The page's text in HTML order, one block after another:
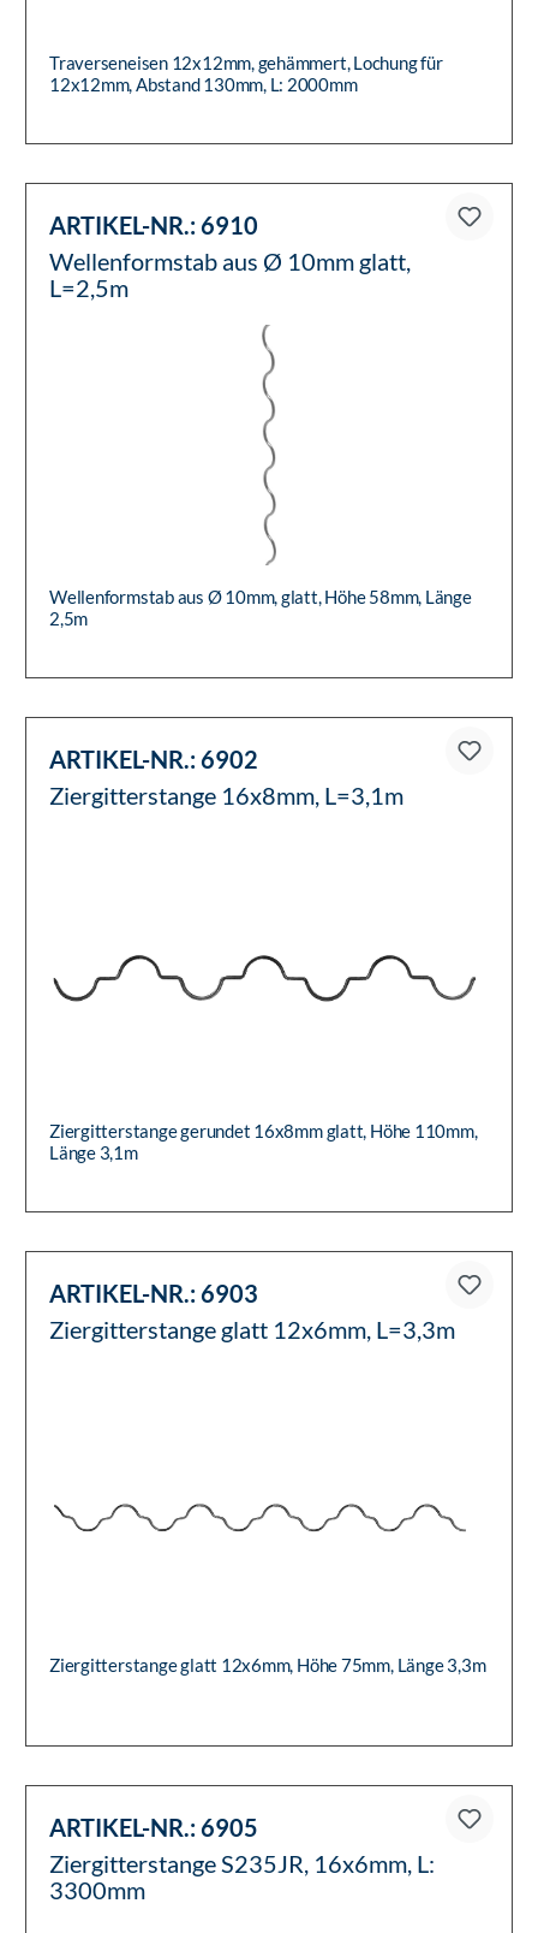
Traverseneisen 12x12mm, gehämmert, Lochung für
12x12mm, Abstand 130mm, L: 2000mm
ARTIKEL-NR.:6910
Wellenformstab aus Ø 10mm glatt,
L=2,5m
Wellenformstab aus Ø 10mm, glatt, Höhe 58mm, Länge
2,5m
ARTIKEL-NR.:6902
Ziergitterstange 16x8mm, L=3,1m
Ziergitterstange gerundet 16x8mm glatt, Höhe 110mm,
Länge 3,1m
ARTIKEL-NR.:6903
Ziergitterstange glatt 12x6mm, L=3,3m
Ziergitterstange glatt 12x6mm, Höhe 75mm, Länge 3,3m
ARTIKEL-NR.:6905
Ziergitterstange S235JR, 16x6mm, L:
3300mm